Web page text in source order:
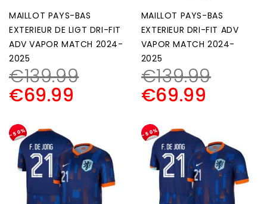
MAILLOT PAYS-BAS
EXTERIEUR DE LIGT DRI-FIT
ADV VAPOR MATCH 2024-
2025
€139.99
€69.99
MAILLOT PAYS-BAS
EXTERIEUR DRI-FIT ADV
VAPOR MATCH 2024-
2025
€139.99
€69.99
-50% -50%